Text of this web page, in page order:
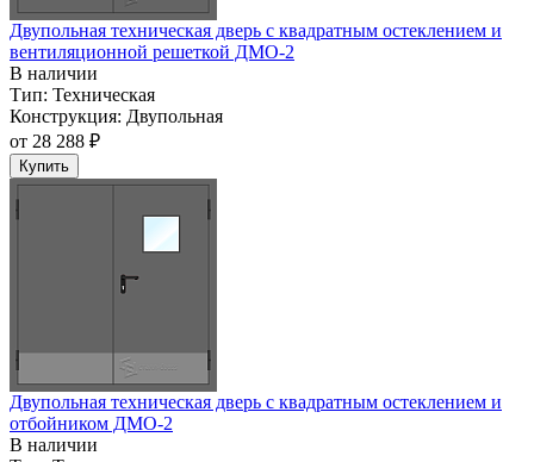
Двупольная техническая дверь c квадратным остеклением и
вентиляционной решеткой ДМО-2
В наличии
Тип: Техническая
Конструкция: Двупольная
от 28 288 ₽
Купить
Двупольная техническая дверь c квадратным остеклением и
отбойником ДМО-2
В наличии